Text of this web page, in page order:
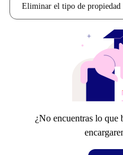
Eliminar el tipo de propiedad
¿No encuentras lo que